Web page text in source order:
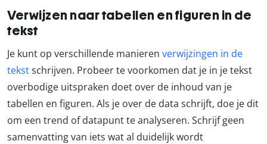
Verwijzen naar tabellen en figuren in de
tekst
Je kunt op verschillende manieren verwijzingen in de
tekstschrijven. Probeer te voorkomen dat je in je tekst
overbodige uitspraken doet over de inhoud van je
tabellen en figuren. Als je over de data schrijft, doe je dit
om een trend of datapunt te analyseren. Schrijf geen
samenvatting van iets wat al duidelijk wordt